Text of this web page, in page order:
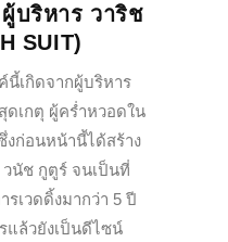
บริหาร วาริช
SUIT)
นี้เกิดจากผู้บริหาร
เกตุ ผู้คร่ำหวอดใน
งก่อนหน้านี้ได้สร้าง
วนัช กูตูร์ จนเป็นที่
รเวดดิ้งมากว่า 5 ปี
แล้วยังเป็นดีไซน์